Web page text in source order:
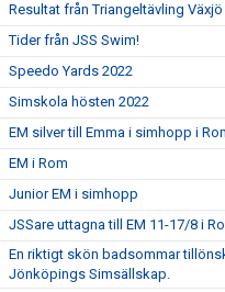
Resultat från Triangeltävling
Tider från JSS Swim!
Speedo Yards 2022
Simskola hösten 2022
EM silver till Emma i simhopp i
EM i Rom
Junior EM i simhopp
JSSare uttagna till EM 11-17/8 i
En riktigt skön badsommar
Jönköpings Simsällskap.